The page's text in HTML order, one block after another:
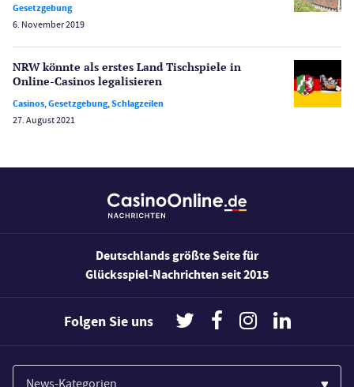
Sport
Wetten
Wirtschaft
Bonus Ohne Einzahlung
Slot Freispiele
Gesetzgebung
6. November 2019
NRW könnte als erstes Land Tischspiele in
Online-Casinos legalisieren
Casinos,Gesetzgebung,Schlagzeilen
27. August 2021
Deutschlands größte Seite für
Glücksspiel-Nachrichten seit 2015
Folgen Sie uns
News-Kategorien